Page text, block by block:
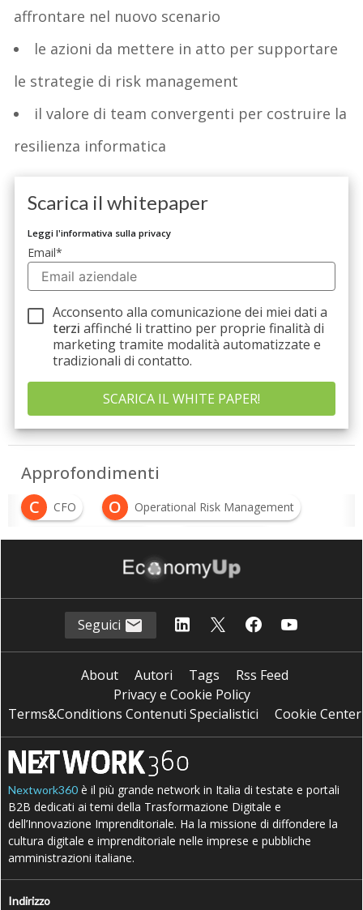
affrontare nel nuovo scenario
le azioni da mettere in atto per supportare
le strategie di risk management
il valore di team convergenti per costruire la
resilienza informatica
Scarica il whitepaper
Leggi l'informativa sulla privacy
Email*
Acconsento alla comunicazione dei miei dati a
terzi affinché li trattino per proprie finalità di
marketing tramite modalità automatizzate e
tradizionali di contatto.
Approfondimenti
C
CFO O Operational Risk Management
R Risk Management S sicurezza IT
Seguici
About Autori Tags
Rss Feed
Privacy e Cookie Policy
Terms&Conditions Contenuti Specialistici
Cookie Center
Nextwork360 è il più grande network in Italia di testate e portali
B2B dedicati ai temi della Trasformazione Digitale e
dell’Innovazione Imprenditoriale. Ha la missione di diffondere la
cultura digitale e imprenditoriale nelle imprese e pubbliche
amministrazioni italiane.
Indirizzo